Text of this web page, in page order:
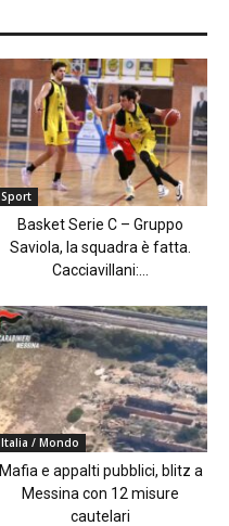
Sport
Basket Serie C – Gruppo
Saviola, la squadra è fatta.
Cacciavillani:...
Italia / Mondo
Mafia e appalti pubblici, blitz a
Messina con 12 misure
cautelari